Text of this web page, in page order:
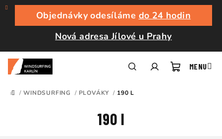
Přejít
obsah
Objednávky odesíláme do 24 hodin
Nová adresa Jílové u Prahy
DOMŮ
/ WINDSURFING / PLOVÁKY / 190 L
190 l